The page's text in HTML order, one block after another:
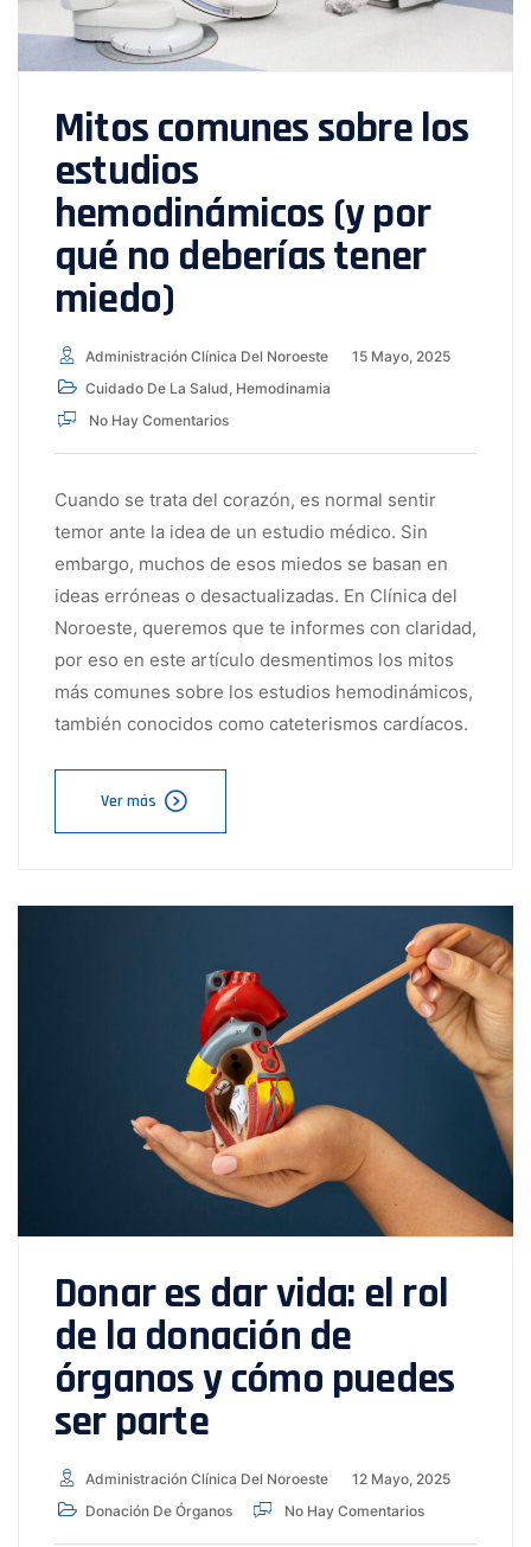
Mitos comunes sobre los
estudios
hemodinámicos (y por
qué no deberías tener
miedo)
Administración Clínica Del Noroeste
15 Mayo, 2025
Cuidado De La Salud Hemodinamia
No Hay Comentarios
Cuando se trata del corazón, es normal sentir
temor ante la idea de un estudio médico. Sin
embargo, muchos de esos miedos se basan en
ideas erróneas o desactualizadas. En Clínica del
Noroeste, queremos que te informes con claridad,
por eso en este artículo desmentimos los mitos
más comunes sobre los estudios hemodinámicos,
también conocidos como cateterismos cardíacos.
Ver más
Donar es dar vida: el rol
de la donación de
órganos y cómo puedes
ser parte
Administración Clínica Del Noroeste
12 Mayo, 2025
Donación De Órganos
No Hay Comentarios